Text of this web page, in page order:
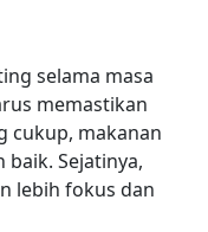
selama masa
memastikan
cukup, makanan
Sejatinya,
lebih fokus dan